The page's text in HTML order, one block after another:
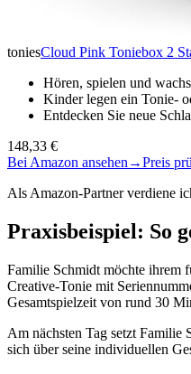
toniesCloud Pink Toniebox 2
Hören, spielen und
Kinder legen ein Tonie-
Entdecken Sie neue
148,33 €
Bei Amazon ansehen →Preis
Als Amazon-Partner verdiene
Praxisbeispiel: So
Familie Schmidt möchte ihrem
Creative-Tonie mit
Gesamtspielzeit von rund 30
Am nächsten Tag setzt
sich über seine individuellen